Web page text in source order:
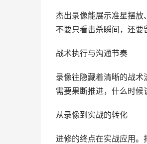
杰出录像能展示准星摆
不要只看击杀瞬间，还要
战术执行与沟通节奏
录像往隐藏着清晰的战
需要果断推进，什么时候
从录像到实战的转化
进修的终点在实战应用